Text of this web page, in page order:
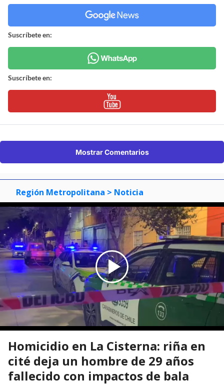
Suscríbete en:
Suscríbete en:
Mostrar Comentarios
Región Metropolitana > Noticia
Homicidio en La Cisterna: riña en
cité deja un hombre de 29 años
fallecido con impactos de bala